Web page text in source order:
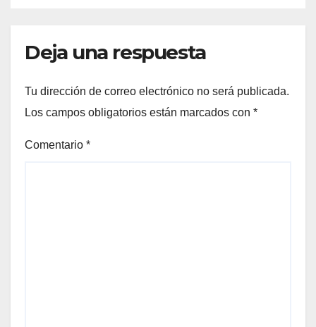
Deja una respuesta
Tu dirección de correo electrónico no será publicada.
Los campos obligatorios están marcados con *
Comentario *